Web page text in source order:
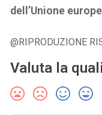
dell’Unione
@RIPRODUZIONE
Valuta la